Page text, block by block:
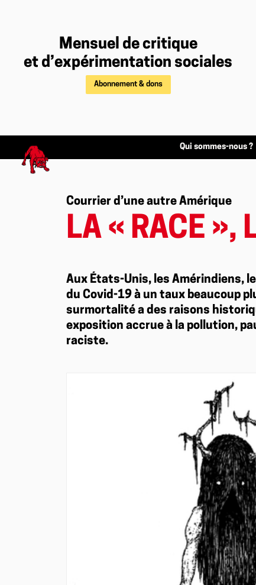
Mensuel de critique
et d’expérimentation sociales
Abonnement & dons
Qui sommes-nous ?
Courrier d’une autre Amérique
LA « RACE »,
Aux États-Unis, les Amérindiens,
du Covid-19 à un taux beaucoup
surmortalité a des raisons
exposition accrue à la pollution,
raciste.